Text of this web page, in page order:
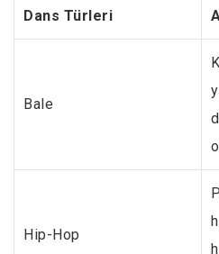
Dans Türleri
Bale
Hip-Hop